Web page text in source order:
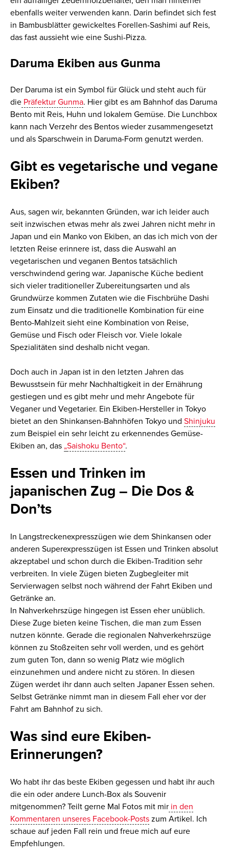
ebenfalls weiter verwenden kann. Darin befindet sich fest
in Bambusblätter gewickeltesForellen-Sashimi auf Reis,
das fast aussieht wie eine Sushi-Pizza.
Daruma Ekiben ausGunma
Der Daruma ist ein Symbol für Glück und steht auch für
diePräfektur Gunma. Hier gibt es am Bahnhof dasDaruma
Bento mit Reis, Huhn und lokalem Gemüse. Die Lunchbox
kann nach Verzehr des Bentos wieder zusammengesetzt
und als Sparschwein in Daruma-Form genutzt werden.
Gibt es vegetarische und vegane
Ekiben?
Aus, sagen wir, bekannten Gründen, war ich leider auch
seit inzwischen etwas mehr als zwei Jahren nicht mehr in
Japan und ein Manko von Ekiben, an das ich mich von der
letzten Reise erinnere ist, dass die Auswahl an
vegetarischen und veganen Bentos tatsächlich
verschwindend gering war. Japanische Küche bedient
sich vieler traditioneller Zubereitungsarten und als
Grundwürze kommen Zutaten wie die Fischbrühe Dashi
zum Einsatz und die traditionelle Kombination für eine
Bento-Mahlzeit sieht eine Kombination von Reise,
Gemüse und Fisch oder Fleisch vor. Viele lokale
Spezialitäten sind deshalb nicht vegan.
Doch auch in Japan ist in den letzten Jahren das
Bewusstsein für mehr Nachhaltigkeit in der Ernährung
gestiegen und es gibt mehr und mehr Angebote für
Veganer und Vegetarier. Ein Ekiben-Hersteller in Tokyo
bietet an den Shinkansen-Bahnhöfen Tokyo und Shinjuku
zum Beispiel ein sehr leicht zu erkennendes Gemüse-
Ekiben an, das „Saishoku Bento“.
Essen und Trinken im
japanischen Zug – Die Dos &
Don’ts
In Langstreckenexpresszügen wie dem Shinkansen oder
anderen Superexpresszügen ist Essen und Trinken absolut
akzeptabel und schon durch die Ekiben-Tradition sehr
verbreiten. In viele Zügen bieten Zugbegleiter mit
Servierwagen selbst noch während der FahrtEkiben und
Getränke an.
In Nahverkehrszüge hingegen ist Essen eher unüblich.
Diese Zuge bieten keine Tischen, die man zum Essen
nutzen könnte. Gerade die regionalen Nahverkehrszüge
können zu Stoßzeiten sehr voll werden, und es gehört
zum guten Ton, dann so wenig Platz wie möglich
einzunehmen und andere nicht zu stören. In diesen
Zügen werdet ihr dann auch selten Japaner Essen sehen.
Selbst Getränke nimmt man in diesem Fall eher vor der
Fahrt am Bahnhof zu sich.
Was sind eure Ekiben-
Erinnerungen?
Wo habt ihr das beste Ekiben gegessen und habt ihr auch
die ein oder andere Lunch-Box als Souvenir
mitgenommen? Teilt gerne Mal Fotos mit mirin den
Kommentaren unseres Facebook-Postszum Artikel. Ich
schaue auf jeden Fall rein und freue mich auf eure
Empfehlungen.